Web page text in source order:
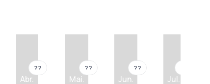
Abr.
??
Mai.
??
Jun.
??
Jul.